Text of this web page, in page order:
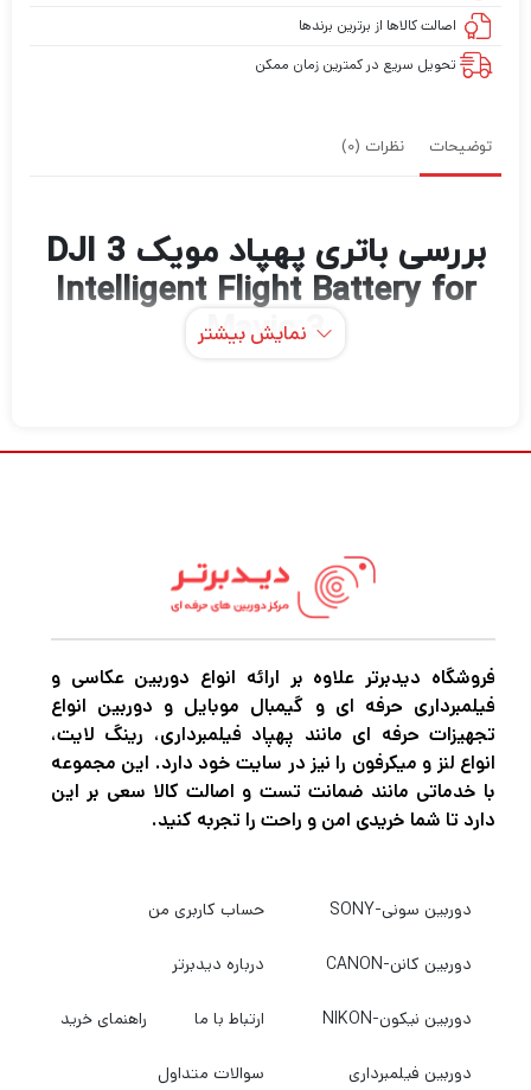
اصالت کالاها از برترین برندها
تحویل سریع در کمترین زمان ممکن
توضیحات نظرات (0)
بررسی باتری پهپاد مویک 3 DJI
Intelligent Flight Battery for
Mavic 3
پرواز طولانی تر پرواز بیشتر:
با یک باتری هوشمند پرواز اضافی، می توانید
مدت زمان پرواز Mavic 3 خود را 46 دقیقه دیگر
افزایش دهید. تقریباً در عرض یک ساعت و نیم
شارژ می شود، بنابراین اگر چند تا از اینها و یک
شارژر خودرو 65 واتی دارید، تقریباً می توانید
دائماً در هوا باشید.
نمایش بیشتر
فروشگاه دیدبرتر علاوه بر ارائه انواع دوربین عکاسی و
فیلمبرداری حرفه ای و گیمبال موبایل و دوربین انواع
تجهیزات حرفه ای مانند پهپاد فیلمبرداری، رینگ لایت،
انواع لنز و میکرفون را نیز در سایت خود دارد. این مجموعه
با خدماتی مانند ضمانت تست و اصالت کالا سعی بر این
دارد تا شما خریدی امن و راحت را تجربه کنید.
دوربین سونی-SONY
دوربین کانن-CANON
دوربین نیکون-NIKON
دوربین فیلمبرداری
حساب کاربری من
درباره دیدبرتر
ارتباط با ما راهنمای خرید
سوالات متداول